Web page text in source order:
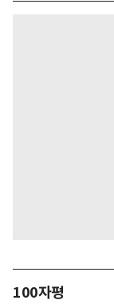
100자평